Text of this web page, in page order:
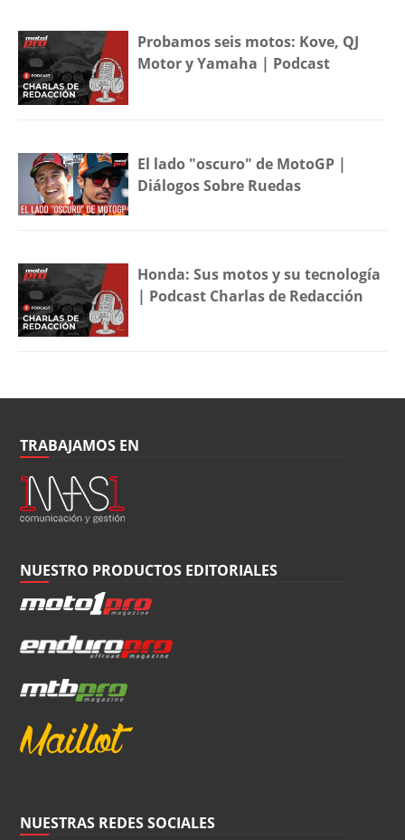
Probamos seis motos: Kove, QJ
Motor y Yamaha | Podcast
El lado "oscuro" de MotoGP |
Diálogos Sobre Ruedas
Honda: Sus motos y su tecnología
| Podcast Charlas de Redacción
TRABAJAMOS EN
NUESTRO PRODUCTOS EDITORIALES
NUESTRAS REDES SOCIALES